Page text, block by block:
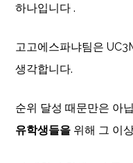
하나입니다 .
고고에스파냐팀은
생각합니다.
순위 달성 때문만은 아
유학생들을 위해 그 이